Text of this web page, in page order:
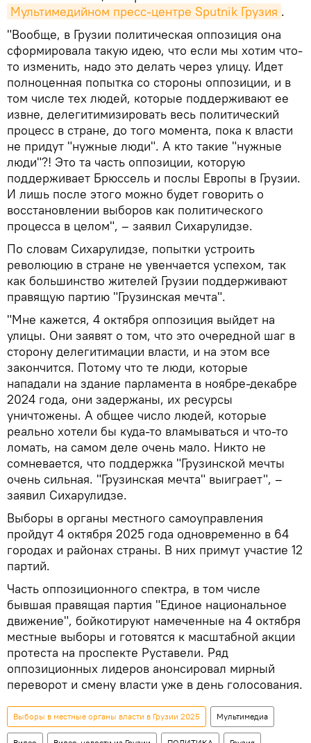
Мультимедийном пресс-центре Sputnik Грузия .
"Вообще, в Грузии политическая оппозиция она
сформировала такую идею, что если мы хотим что-
то изменить, надо это делать через улицу. Идет
полноценная попытка со стороны оппозиции, и в
том числе тех людей, которые поддерживают ее
извне, делегитимизировать весь политический
процесс в стране, до того момента, пока к власти
не придут "нужные люди". А кто такие "нужные
люди"?! Это та часть оппозиции, которую
поддерживает Брюссель и послы Европы в Грузии.
И лишь после этого можно будет говорить о
восстановлении выборов как политического
процесса в целом", – заявил Сихарулидзе.
По словам Сихарулидзе, попытки устроить
революцию в стране не увенчается успехом, так
как большинство жителей Грузии поддерживают
правящую партию "Грузинская мечта".
"Мне кажется, 4 октября оппозиция выйдет на
улицы. Они заявят о том, что это очередной шаг в
сторону делегитимации власти, и на этом все
закончится. Потому что те люди, которые
нападали на здание парламента в ноябре-декабре
2024 года, они задержаны, их ресурсы
уничтожены. А общее число людей, которые
реально хотели бы куда-то вламываться и что-то
ломать, на самом деле очень мало. Никто не
сомневается, что поддержка "Грузинской мечты
очень сильная. "Грузинская мечта" выиграет", –
заявил Сихарулидзе.
Выборы в органы местного самоуправления
пройдут 4 октября 2025 года одновременно в 64
городах и районах страны. В них примут участие 12
партий.
Часть оппозиционного спектра, в том числе
бывшая правящая партия "Единое национальное
движение", бойкотируют намеченные на 4 октября
местные выборы и готовятся к масштабной акции
протеста на проспекте Руставели. Ряд
оппозиционных лидеров анонсировал мирный
переворот и смену власти уже в день голосования.
Выборы в местные органы власти в Грузии 2025 Мультимедиа